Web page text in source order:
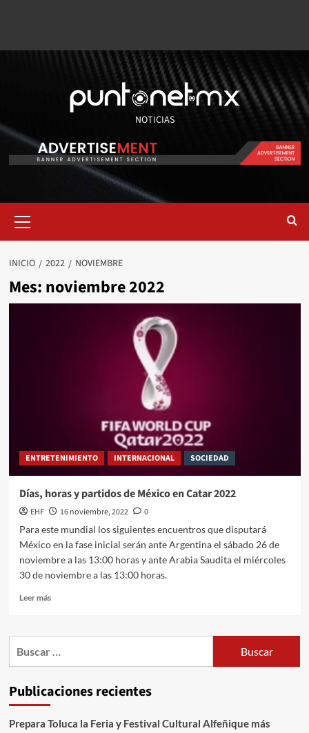
NOTICIAS
INICIO 2022 NOVIEMBRE
Mes: noviembre 2022
ENTRETENIMIENTO INTERNACIONAL SOCIEDAD
Días, horas y partidos de México en Catar 2022
EHF 16 noviembre, 2022
0
Para este mundial los siguientes encuentros que disputará
México en la fase inicial serán ante Argentina el sábado 26 de
noviembre a las 13:00 horas y ante Arabia Saudita el miércoles
30 de noviembre a las 13:00 horas.
Leer más
Publicaciones recientes
Prepara Toluca la Feria y Festival Cultural Alfeñique más